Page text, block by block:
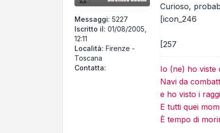
Messaggi: 5227
Iscritto il: 01/08/2005,
12:11
Località: Firenze -
Toscana
Contatta:
Contatta Centerfire
Curioso,
[icon_246
[257
Io (ne) ho viste
Navi da
e ho visto i
E tutti quei
È tempo di